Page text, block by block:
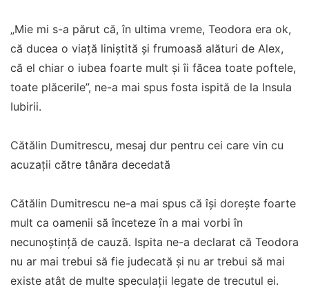
„Mie mi s-a părut că, în ultima vreme, Teodora era ok,
că ducea o viață liniștită și frumoasă alături de Alex,
că el chiar o iubea foarte mult și îi făcea toate poftele,
toate plăcerile”, ne-a mai spus fosta ispită de la Insula
Iubirii.
Cătălin Dumitrescu, mesaj dur pentru cei care vin cu
acuzații către tânăra decedată
Cătălin Dumitrescu ne-a mai spus că își dorește foarte
mult ca oamenii să înceteze în a mai vorbi în
necunoștință de cauză. Ispita ne-a declarat că Teodora
nu ar mai trebui să fie judecată și nu ar trebui să mai
existe atât de multe speculații legate de trecutul ei.